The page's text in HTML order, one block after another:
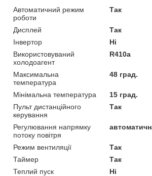
Автоматичний режим
роботи
Так
Дисплей
Так
Інвертор
Ні
Використовуваний
холодоагент
R410a
Максимальна
температура
48 град.
Мінімальна температура
15 град.
Пульт дистанційного
керування
Так
Регулювання напрямку
потоку повітря
Режим вентиляції
Так
Таймер
Так
Теплий пуск
Ні